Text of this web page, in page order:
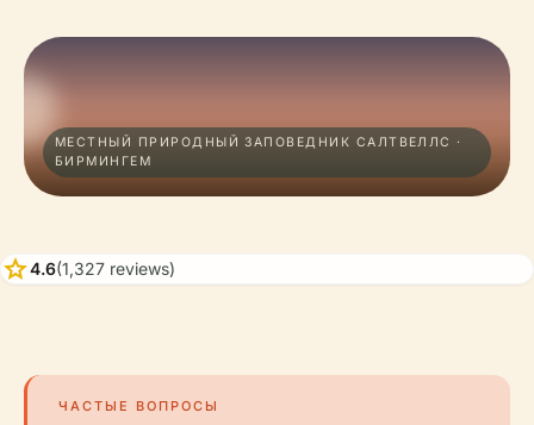
МЕСТНЫЙ ПРИРОДНЫЙ ЗАПОВЕДНИК САЛТВЕЛЛС ·
БИРМИНГЕМ
star4.6(1,327 reviews)
ЧАСТЫЕ ВОПРОСЫ